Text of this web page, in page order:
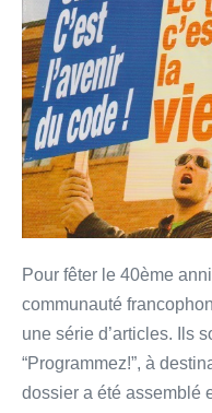
1ère
partie
–
Programmez!
Magazine
#243
Pour fêter le 40ème
communauté
une série d’articles. Ils
“Programmez!”, à
dossier a été assemblé